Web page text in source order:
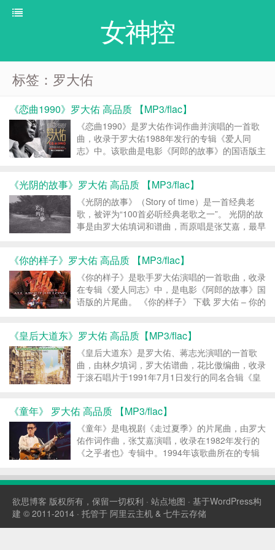
女神控
标签：罗大佑
《恋曲1990》罗大佑 高品质 【MP3/flac】
《恋曲1990》是罗大佑作词作曲并演唱的一首歌
曲，收录于罗大佑1988年发行的专辑《爱人同
志》中。该歌曲是电影《阿郎的故事》的国语版主
《光阴的故事》罗大佑 高品质 【MP3/flac】
《光阴的故事》（Story of time）是一首经典老
歌，被评为“100首必听经典老歌之一”。 光阴的故
事是由罗大佑填词和谱曲，而原唱是张艾嘉，最早
经典校园民谣。 《光阴的...
《你的样子》罗大佑 高品质 【MP3/flac】
《你的样子》是歌手罗大佑演唱的一首歌曲，收录
在专辑《爱人同志》中，是电影《阿郎的故事》国
语版的片尾曲。 《你的样子》 下载 罗大佑 – 你的
《皇后大道东》罗大佑 高品质【MP3/flac】
《皇后大道东》是罗大佑、蒋志光演唱的一首歌
曲，由林夕填词，罗大佑谱曲，花比傲编曲，收录
于滚石唱片于1991年7月1日发行的同名合辑《皇
第9届香港十大劲歌金曲奖最佳填词奖...
《童年》 罗大佑 高品质 【MP3/flac】
《童年》是电视剧《走过夏季》的片尾曲，由罗大
佑作词作曲，张艾嘉演唱，收录在1982年发行的
《之乎者也》专辑中。1994年该歌曲所在的专辑
种轻松、快乐、无忧无虑的童年生活，就会浮现在
欲思博客 版权所有，保留一切权利 · 站点地图 · 基于WordPress构
建 © 2011-2014 · 托管于 阿里云主机 & 七牛云存储